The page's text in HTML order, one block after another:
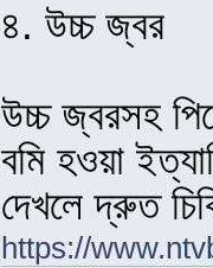
৪. উচ্চ জ্বর
উচ্চ জ্বরসহ
বমি হওয়া
দেখলে দ্রুত
https://